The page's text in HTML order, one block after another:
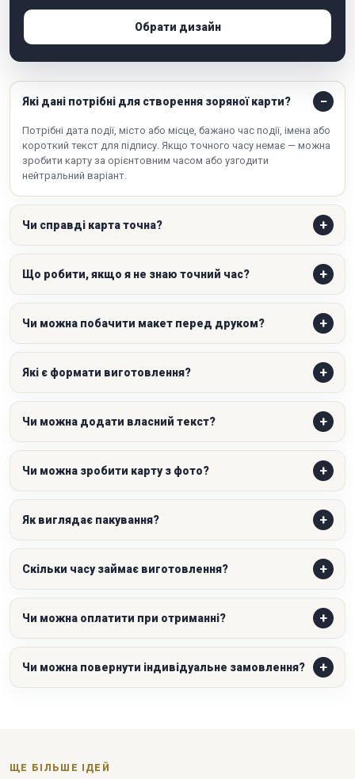
Обрати дизайн
Які дані потрібні для створення зоряної карти?
Потрібні дата події, місто або місце, бажано час події, імена або
короткий текст для підпису. Якщо точного часу немає — можна
зробити карту за орієнтовним часом або узгодити
нейтральний варіант.
Чи справді карта точна?
Що робити, якщо я не знаю точний час?
Чи можна побачити макет перед друком?
Які є формати виготовлення?
Чи можна додати власний текст?
Чи можна зробити карту з фото?
Як виглядає пакування?
Скільки часу займає виготовлення?
Чи можна оплатити при отриманні?
Чи можна повернути індивідуальне замовлення?
ЩЕ БІЛЬШЕ ІДЕЙ